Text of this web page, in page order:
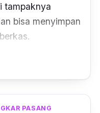
tampaknya
bisa menyimpan
yang memiliki
2 pintu
PASANG